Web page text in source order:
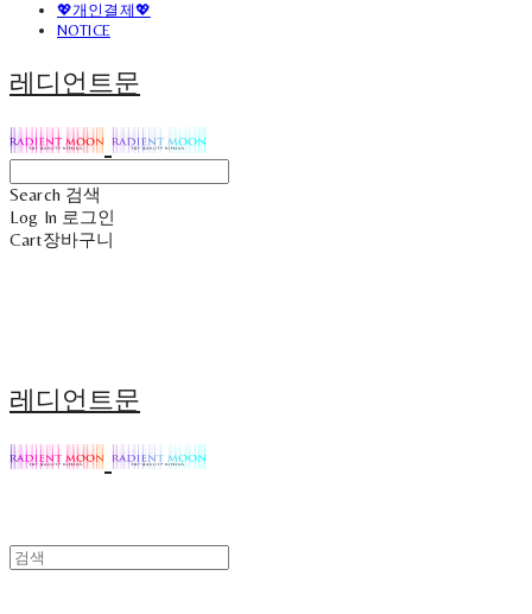
💖개인결제💖
NOTICE
레디언트문
Search 검색
Log In 로그인
Cart장바구니
레디언트문